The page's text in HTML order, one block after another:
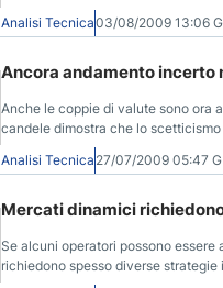
sessione sopra la recente
particolare perché esse possono
Analisi Tecnica03/08/2009 13:06
Ancora andamento incerto
Anche le coppie di valute sono ora
candele dimostra che lo scetticismo
Analisi Tecnica 27/07/2009 05:47
Mercati dinamici
Se alcuni operatori possono
richiedono spesso diverse